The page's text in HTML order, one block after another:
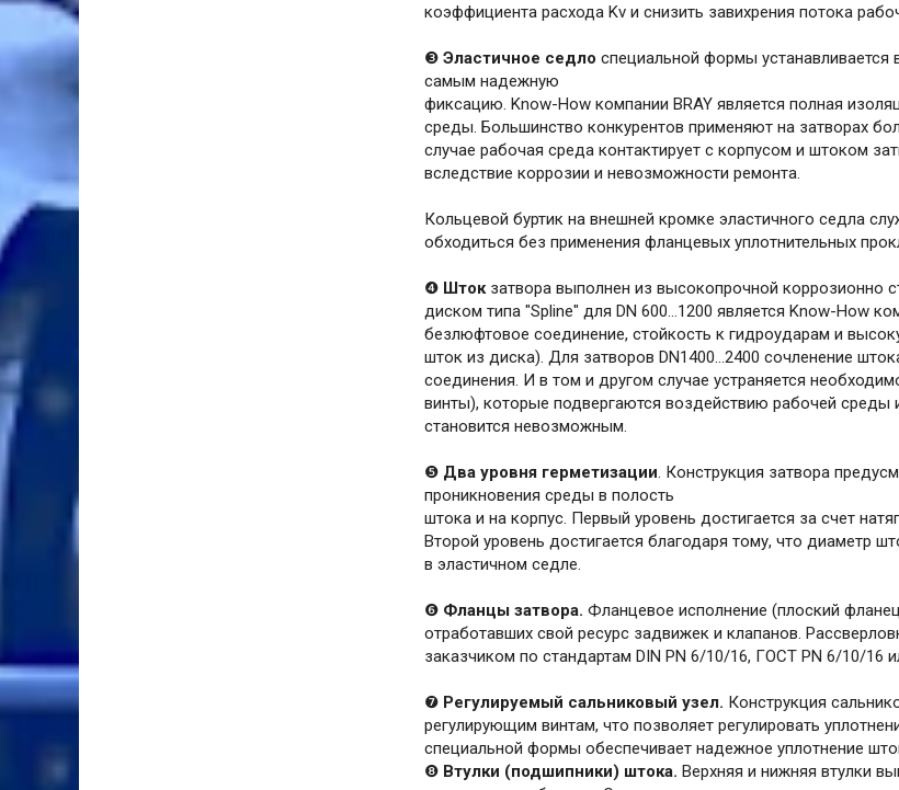
коэффициента расхода Kv и снизить завихрения потока
❸ Эластичное седло специальной формы устанавливается
самым надежную
фиксацию. Know-How компании BRAY является полная
среды. Большинство конкурентов применяют на затворах
случае рабочая среда контактирует с корпусом и штоком
вследствие коррозии и невозможности ремонта.
Кольцевой буртик на внешней кромке эластичного седла
обходиться без применения фланцевых уплотнительных
❹ Штокзатвора выполнен из высокопрочной коррозионно
диском типа "Spline" для DN 600...1200 является Know-How
безлюфтовое соединение, стойкость к гидроударам и
шток из диска). Для затворов DN1400...2400 сочленение
соединения. И в том и другом случае устраняется
винты), которые подвергаются воздействию рабочей среды
становится невозможным.
❺ Два уровня герметизации. Конструкция затвора
проникновения среды в полость
штока и на корпус. Первый уровень достигается за счет
Второй уровень достигается благодаря тому, что диаметр
в эластичном седле.
❻ Фланцы затвора. Фланцевое исполнение (плоский
отработавших свой ресурс задвижек и клапанов.
заказчиком по стандартам DIN PN 6/10/16, ГОСТ PN 6/10/16
❼ Регулируемый сальниковый узел. Конструкция
регулирующим винтам, что позволяет регулировать
специальной формы обеспечивает надежное уплотнение
❽ Втулки (подшипники) штока. Верхняя и нижняя втулки